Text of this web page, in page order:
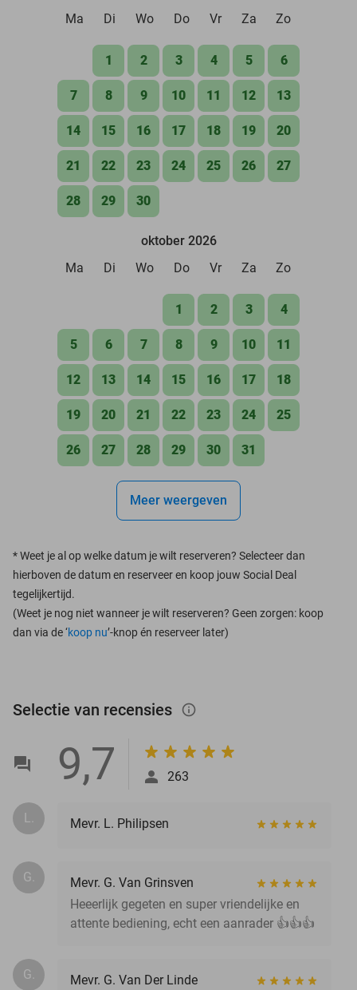
Ma
Di Wo Do Vr Za Zo
1 2 3 4 5 6
7 8 9 10 11 12 13
14 15 16 17 18 19 20
21 22 23 24 25 26 27
28 29 30
oktober 2026
Ma
Di Wo Do Vr Za Zo
1 2 3 4
5 6 7 8 9 10 11
12 13 14 15 16 17 18
19 20 21 22 23 24 25
26 27 28 29 30 31
Meer weergeven
*Weet je al op welke datum je wilt reserveren? Selecteer dan
hierboven de datum en reserveer en koop jouw Social Deal
tegelijkertijd.
(Weet je nog niet wanneer je wilt reserveren? Geen zorgen: koop
dan via de ‘koop nu’-knop én reserveer later)
Selectie van recensies info_outlined
9,7 263
L. Mevr. L. Philipsen
G.
Mevr. G. Van Grinsven
Heeerlijk gegeten en super vriendelijke en
attente bediening, echt een aanrader 👍👍👍
G.
Mevr. G. Van Der Linde